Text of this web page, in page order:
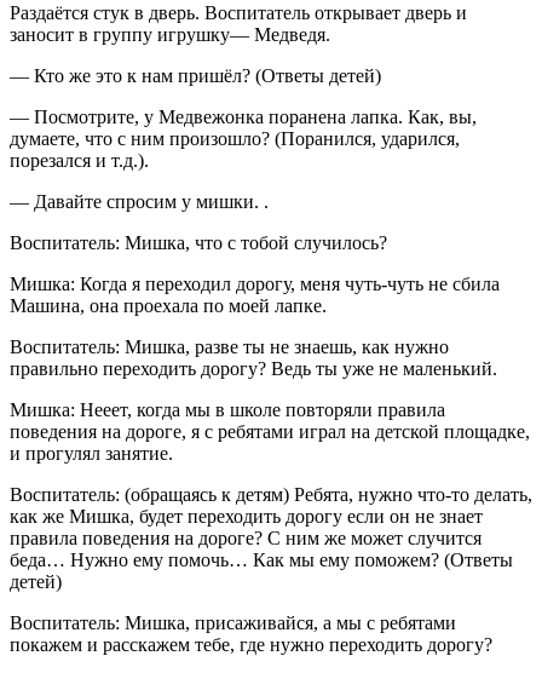
Раздаётся стук в дверь. Воспитатель открывает дверь и
заносит в группу игрушку— Медведя.
— Кто же это к нам пришёл? (Ответы детей)
— Посмотрите, у Медвежонка поранена лапка. Как, вы,
думаете, что с ним произошло? (Поранился, ударился,
порезался и т.д.).
— Давайте спросим у мишки. .
Воспитатель: Мишка, что с тобой случилось?
Мишка: Когда я переходил дорогу, меня чуть-чуть не сбила
Машина, она проехала по моей лапке.
Воспитатель: Мишка, разве ты не знаешь, как нужно
правильно переходить дорогу? Ведь ты уже не маленький.
Мишка: Нееет, когда мы в школе повторяли правила
поведения на дороге, я с ребятами играл на детской площадке,
и прогулял занятие.
Воспитатель: (обращаясь к детям) Ребята, нужно что-то делать,
как же Мишка, будет переходить дорогу если он не знает
правила поведения на дороге? С ним же может случится
беда… Нужно ему помочь… Как мы ему поможем? (Ответы
детей)
Воспитатель: Мишка, присаживайся, а мы с ребятами
покажем и расскажем тебе, где нужно переходить дорогу?